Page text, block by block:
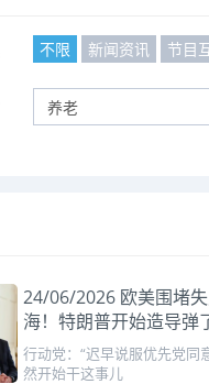
不限 新闻资讯 节目
24/06/2026 欧美围堵
海！特朗普开始造导弹
行动党：“迟早说服优先党同
然开始干这事儿